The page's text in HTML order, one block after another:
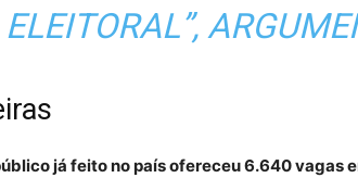
ELEITORAL”,
já feito no país ofereceu 6.640 vagas